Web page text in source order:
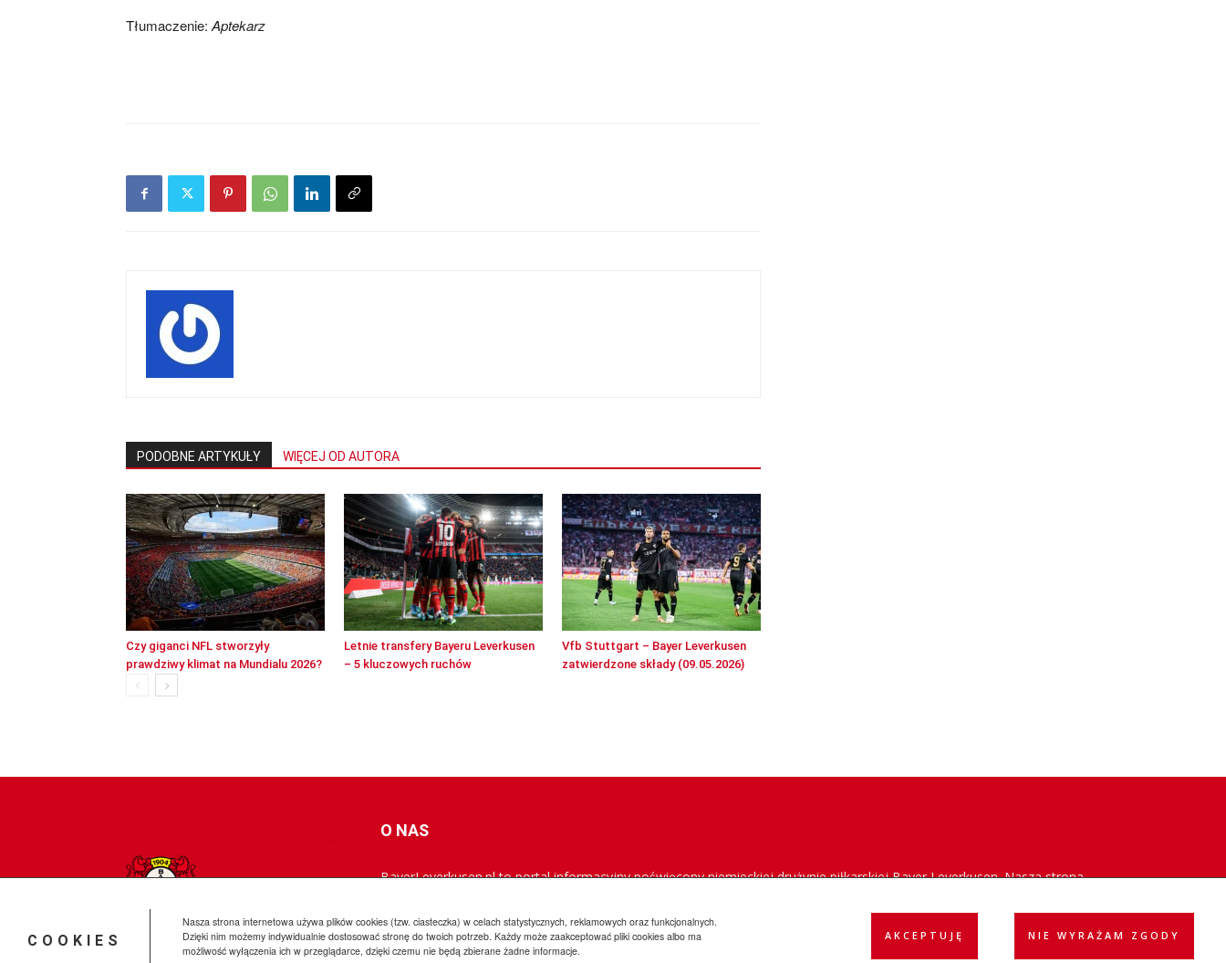
COOKIES
Nasza strona internetowa używa plików cookies (tzw. ciasteczka) w celach statystycznych, reklamowych oraz funkcjonalnych.
Dzięki nim możemy indywidualnie dostosować stronę do twoich potrzeb. Każdy może zaakceptować pliki cookies albo ma
możliwość wyłączenia ich w przeglądarce, dzięki czemu nie będą zbierane żadne informacje.
AKCEPTUJĘ NIE WYRAŻAM ZGODY
Tłumaczenie: Aptekarz
PODOBNE ARTYKUŁY WIĘCEJ OD AUTORA
Czy giganci NFL stworzyły
prawdziwy klimat na Mundialu 2026?
Letnie transfery Bayeru Leverkusen
– 5 kluczowych ruchów
Vfb Stuttgart – Bayer Leverkusen
zatwierdzone składy (09.05.2026)
O NAS
BayerLeverkusen.pl to portal informacyjny poświęcony niemieckiej drużynie piłkarskiej Bayer Leverkusen. Nasza strona
najnowszych informacji.